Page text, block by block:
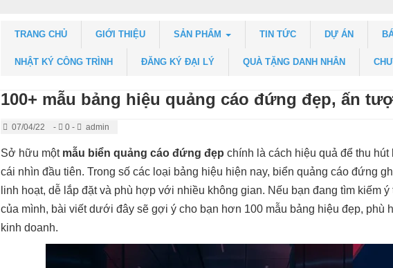
TRANG CHỦ GIỚI THIỆU SẢN PHẨM TIN TỨC DỰ ÁN
NHẬT KÝ CÔNG TRÌNH ĐĂNG KÝ ĐẠI LÝ QUÀ TẶNG DANH NHÂN
100+ mẫu bảng hiệu quảng cáo đứng đẹp, ấn
07/04/22 - 0 - admin
Sở hữu một mẫu biển quảng cáo đứng đẹp chính là cách hiệu quả để thu
cái nhìn đầu tiên. Trong số các loại bảng hiệu hiện nay, biển quảng cáo đứng
linh hoạt, dễ lắp đặt và phù hợp với nhiều không gian. Nếu bạn đang tìm kiếm
của mình, bài viết dưới đây sẽ gợi ý cho bạn hơn 100 mẫu bảng hiệu đẹp, phù
kinh doanh.